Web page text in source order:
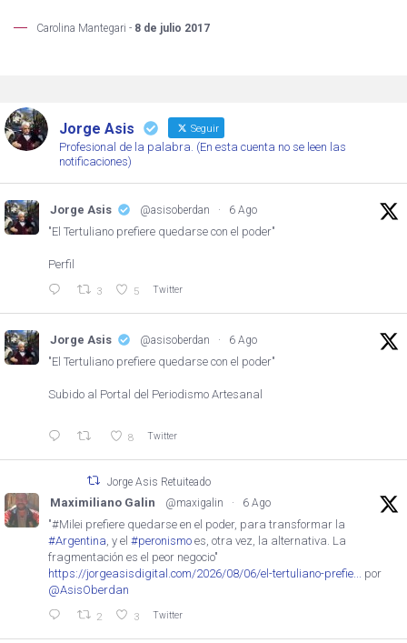
Carolina Mantegari - 8 de julio 2017
Jorge Asis Seguir
Profesional de la palabra. (En esta cuenta no se leen las
notificaciones)
Jorge Asis @asisoberdan · 6 Ago
"El Tertuliano prefiere quedarse con el poder"
Perfil
3 5 Twitter
Jorge Asis @asisoberdan · 6 Ago
"El Tertuliano prefiere quedarse con el poder"
Subido al Portal del Periodismo Artesanal
8 Twitter
Jorge Asis Retuiteado
Maximiliano Galin @maxigalin · 6 Ago
"#Milei prefiere quedarse en el poder, para transformar la
#Argentina , y el #peronismo es, otra vez, la alternativa. La
fragmentación es el peor negocio"
https://jorgeasisdigital.com/2026/08/06/el-tertuliano-prefie...
por
@AsisOberdan
2 3 Twitter